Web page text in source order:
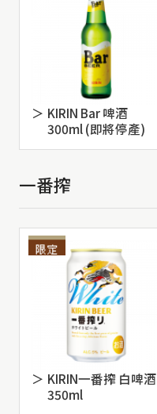
KIRIN Bar 啤酒
300ml (即將停產)
一番搾
KIRIN一番搾 白啤酒
350ml